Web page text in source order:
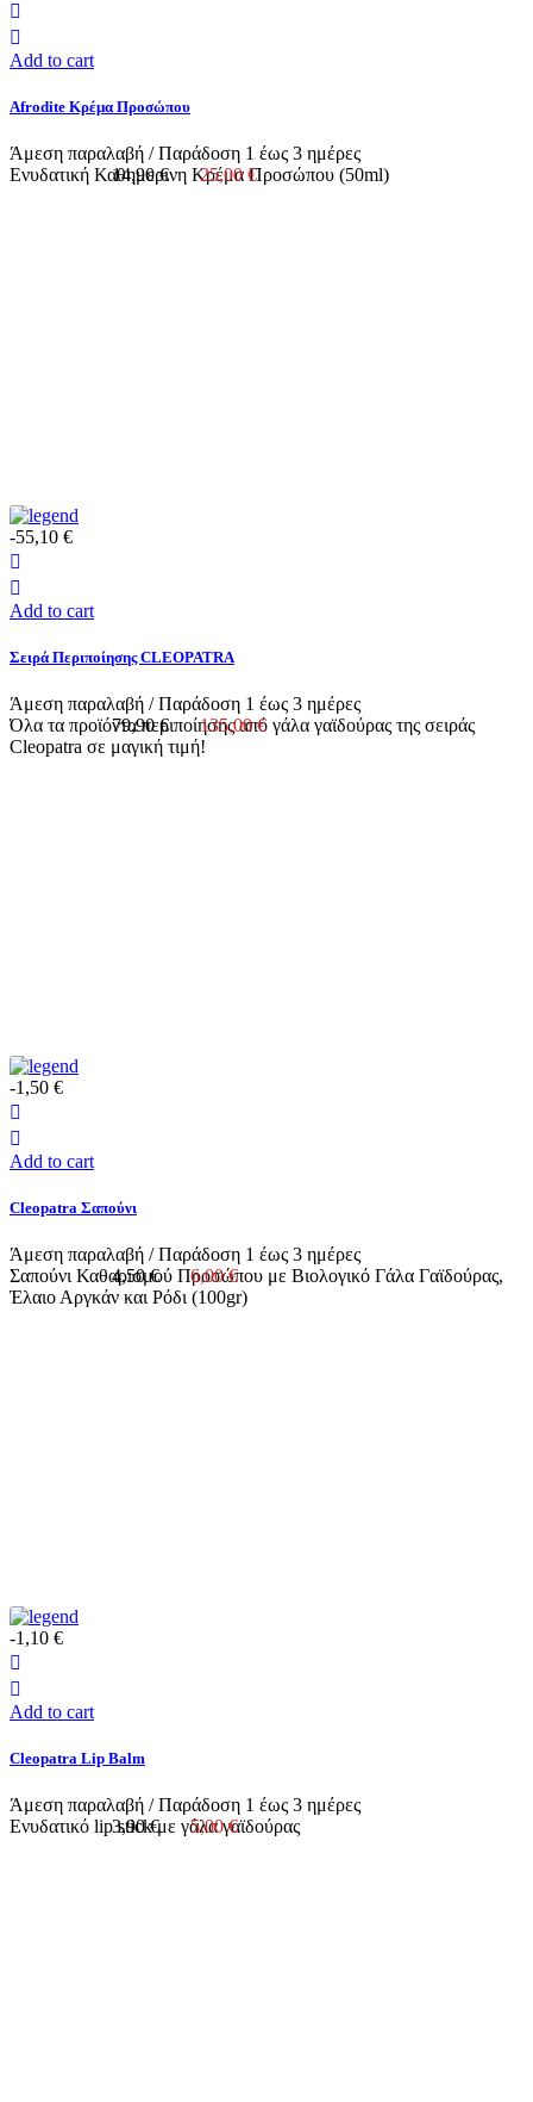
Add to cart
Afrodite Κρέμα Προσώπου
Άμεση παραλαβή / Παράδoση 1 έως 3 ημέρες
14,90 €
25,00 €
Ενυδατική Καθημερινη Κρέμα Προσώπου (50ml)
-55,10 €
Add to cart
Σειρά Περιποίησης CLEOPATRA
Άμεση παραλαβή / Παράδoση 1 έως 3 ημέρες
79,90 €
135,00 €
Όλα τα προϊόντα περιποίησης από γάλα γαϊδούρας της σειράς
Cleopatra σε μαγική τιμή!
-1,50 €
Add to cart
Cleopatra Σαπούνι
Άμεση παραλαβή / Παράδoση 1 έως 3 ημέρες
4,50 €
6,00 €
Σαπούνι Καθαρισμού Προσώπου με Βιολογικό Γάλα Γαϊδούρας,
Έλαιο Αργκάν και Ρόδι (100gr)
-1,10 €
Add to cart
Cleopatra Lip Balm
Άμεση παραλαβή / Παράδoση 1 έως 3 ημέρες
3,90 €
5,00 €
Ενυδατικό lip stick με γάλα γαϊδούρας